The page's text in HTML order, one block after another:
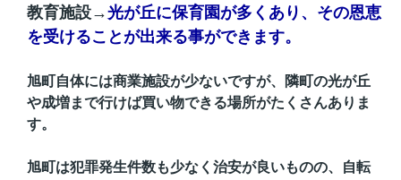
教育施設→光が丘に保育園が多くあり、その恩恵
を受けることが出来る事ができます。
旭町自体には商業施設が少ないですが、隣町の光が丘
や成増まで行けば買い物できる場所がたくさんありま
す。
旭町は犯罪発生件数も少なく治安が良いものの、自転